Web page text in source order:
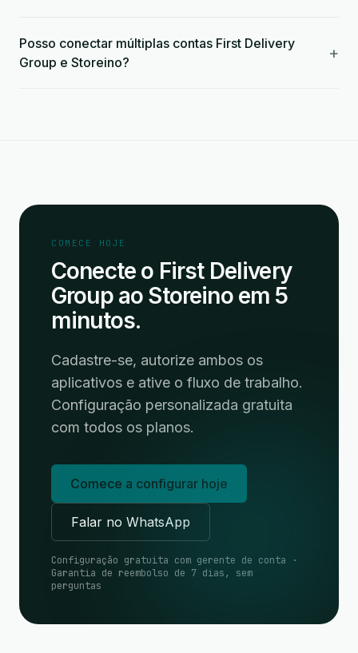
Posso conectar múltiplas contas First Delivery
Group e Storeino?
+
COMECE HOJE
Conecte o First Delivery
Group ao Storeino em 5
minutos.
Cadastre-se, autorize ambos os
aplicativos e ative o fluxo de trabalho.
Configuração personalizada gratuita
com todos os planos.
Comece a configurar hoje
Falar no WhatsApp
Configuração gratuita com gerente de conta ·
Garantia de reembolso de 7 dias, sem
perguntas